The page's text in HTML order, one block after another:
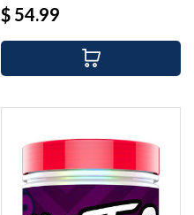
Precio
$ 54.99